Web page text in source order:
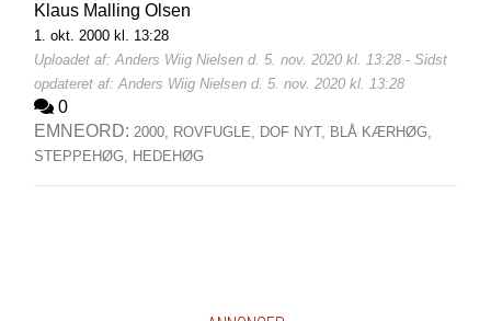
Klaus Malling Olsen
1. okt. 2000 kl. 13:28
Uploadet af: Anders Wiig Nielsen d. 5. nov. 2020 kl. 13:28 - Sidst
opdateret af: Anders Wiig Nielsen d. 5. nov. 2020 kl. 13:28
0
EMNEORD: 2000, ROVFUGLE, DOF NYT, BLÅ KÆRHØG,
STEPPEHØG, HEDEHØG